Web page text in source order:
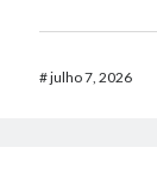
#julho 7, 2026